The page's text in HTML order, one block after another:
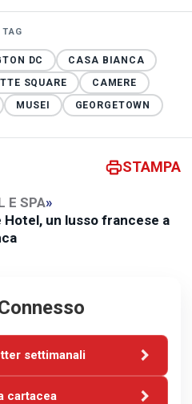
TAG
DC
CASA BIANCA
SQUARE
CAMERE
MUSEI GEORGETOWN
STAMPA
E SPA»
un lusso francese a
settimanali
cartacea